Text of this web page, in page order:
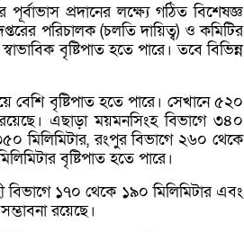
প্রদানের লক্ষ্যে গঠিত বিশেষজ্ঞ
পরিচালক (চলতি দায়িত্ব) ও কমিটির
বৃষ্টিপাত হতে পারে। তবে বিভিন্ন
বেশি বৃষ্টিপাত হতে পারে। সেখানে ৫২০
এছাড়া ময়মনসিংহ বিভাগে ৩৪০
মিলিমিটার, রংপুর বিভাগে ২৬০ থেকে
বৃষ্টিপাত হতে পারে।
বিভাগে ১৭০ থেকে ১৯০ মিলিমিটার এবং
রয়েছে।